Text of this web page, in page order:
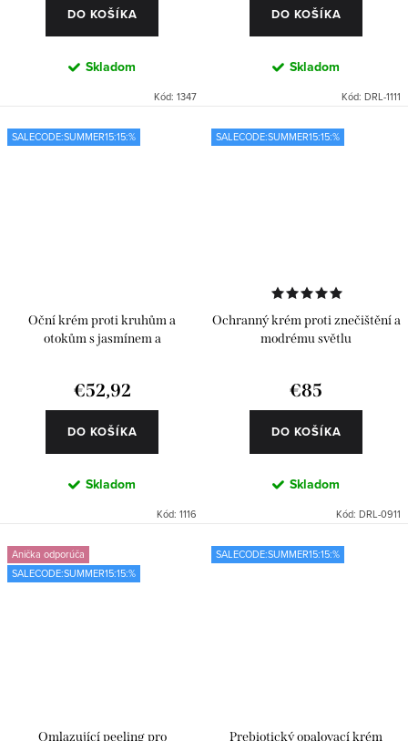
DO KOŠÍKA
Skladom
Kód: 1347
DO KOŠÍKA
Skladom
Kód: DRL-1111
SALECODE:SUMMER15:15:%
Oční krém proti kruhům a
otokům s jasmínem a
€52,92
DO KOŠÍKA
Skladom
Kód: 1116
SALECODE:SUMMER15:15:%
Ochranný krém proti znečištění a
modrému světlu
€85
DO KOŠÍKA
Skladom
Kód: DRL-0911
Anička odporúča
SALECODE:SUMMER15:15:%
Omlazující peeling pro
SALECODE:SUMMER15:15:%
Prebiotický opalovací krém